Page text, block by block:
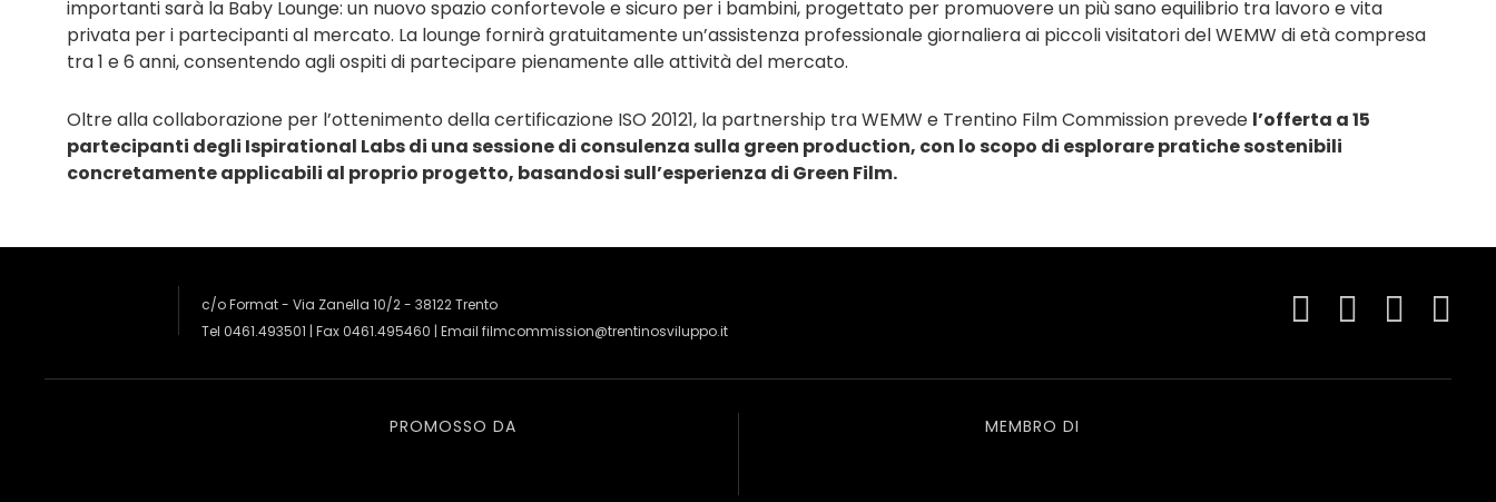
importanti sarà la Baby Lounge: un nuovo spazio confortevole e sicuro per i bambini, progettato per promuovere un più sano equilibrio tra lavoro e vita
privata per i partecipanti al mercato. La lounge fornirà gratuitamente un’assistenza professionale giornaliera ai piccoli visitatori del WEMW di età compresa
tra 1 e 6 anni, consentendo agli ospiti di partecipare pienamente alle attività del mercato.
Oltre alla collaborazione per l’ottenimento della certificazione ISO 20121, la partnership tra WEMW e Trentino Film Commission prevede l’offerta a 15
partecipanti degli Ispirational Labs di una sessione di consulenza sulla green production, con lo scopo di esplorare pratiche sostenibili
concretamente applicabili al proprio progetto, basandosi sull’esperienza di Green Film.
c/o Format - Via Zanella 10/2 - 38122 Trento
Tel 0461.493501 | Fax 0461.495460 | Email filmcommission@trentinosviluppo.it
PROMOSSO DA MEMBRO DI